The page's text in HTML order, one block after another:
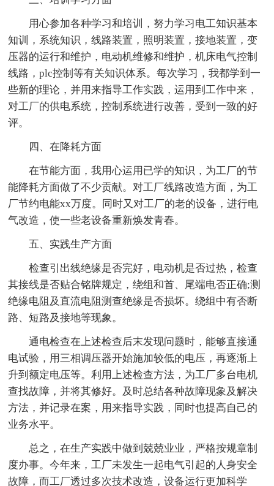
用心参加各种学习和培训，努力学习电工知识基本
知训，系统知识，线路装置，照明装置，接地装置，变
压器的运行和维护，电动机维修和维护，机床电气控制
线路，plc控制等有关知识体系。每次学习，我都学到一
些新的理论，并用来指导工作实践，运用到工作中来，
对工厂的供电系统，控制系统进行改善，受到一致的好
评。
四、在降耗方面
在节能方面，我用心运用已学的知识，为工厂的节
能降耗方面做了不少贡献。对工厂线路改造方面，为工
厂节约电能xx万度。同时又对工厂的老的设备，进行电
气改造，使一些老设备重新焕发青春。
五、实践生产方面
检查引出线绝缘是否完好，电动机是否过热，检查
其接线是否贴合铭牌规定，绕组和首、尾端电否正确;测
绝缘电阻及直流电阻测查绝缘是否损坏。绕组中有否断
路、短路及接地等现象。
通电检查在上述检查后末发现问题时，能够直接通
电试验，用三相调压器开始施加较低的电压，再逐渐上
升到额定电压等。利用上述检查方法，为工厂多台电机
查找故障，并将其修好。及时总结各种故障现象及解决
方法，并记录在案，用来指导实践，同时也提高自己的
业务水平。
总之，在生产实践中做到兢兢业业，严格按规章制
度办事。今年来，工厂未发生一起电气引起的人身安全
故障，而工厂透过多次技术改造，设备运行更加科学